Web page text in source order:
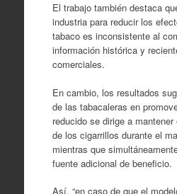
El trabajo también destaca
industria para reducir los
tabaco es inconsistente al
información histórica y
comerciales.
En cambio, los resultados
de las tabacaleras en
reducido se dirige a
de los cigarrillos durante el
mientras que
fuente adicional de beneficio.
Así, “en caso de que el